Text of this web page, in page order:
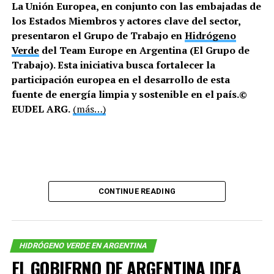
puede, en otros como Santa Cruz hay tantos que ya se
puede considerar incluso una plaga.
-¿Tienen proyectos fuera del core de la compañía?
La Unión Europea, en conjunto con las embajadas de
los Estados Miembros y actores clave del sector,
presentaron el Grupo de Trabajo enHidrógeno
Verdedel Team Europe en Argentina (El Grupo de
Trabajo). Esta iniciativa busca fortalecer la
participación europea en el desarrollo de esta
fuente de energía limpia y sostenible en el país.©
EUDEL ARG. (más…)
CONTINUE READING
HIDRÓGENO VERDE EN ARGENTINA
EL GOBIERNO DE ARGENTINA IDEA